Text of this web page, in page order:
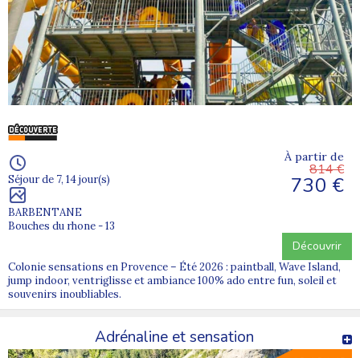
Séjour de 7, 14 jour(s)
BARBENTANE
Bouches du rhone - 13
À partir de
814 €
730 €
Découvrir
Colonie sensations en Provence – Été 2026 : paintball, Wave Island,
jump indoor, ventriglisse et ambiance 100% ado entre fun, soleil et
souvenirs inoubliables.
Adrénaline et sensation